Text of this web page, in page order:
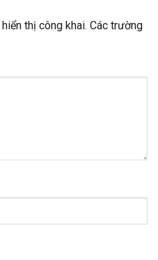
thị công khai. Các trường